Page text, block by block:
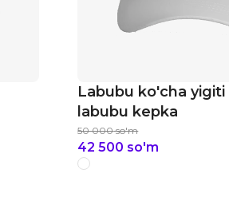
Labubu ko'cha yigiti
labubu kepka
50 000 so'm
42 500 so'm